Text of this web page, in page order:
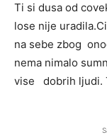
Ti si dusa od
lose nije
na sebe zbog
nema nimalo
vise dobrih ljudi.